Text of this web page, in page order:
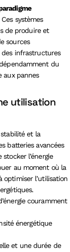
systèmes
de produire et
sources
des infrastructures
du
aux pannes
utilisation
et la
batteries avancées
l’énergie
au moment où la
l’utilisation
couramment
énergétique
et une durée de